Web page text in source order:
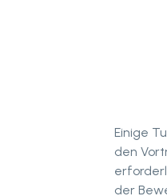
Einige
den
der